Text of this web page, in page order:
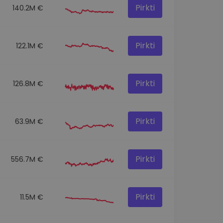
140.2M € Pirkti
122.1M € Pirkti
126.8M € Pirkti
63.9M € Pirkti
556.7M € Pirkti
11.5M € Pirkti